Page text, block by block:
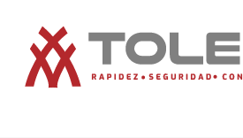
contenido